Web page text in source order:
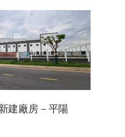
建廠房－平陽